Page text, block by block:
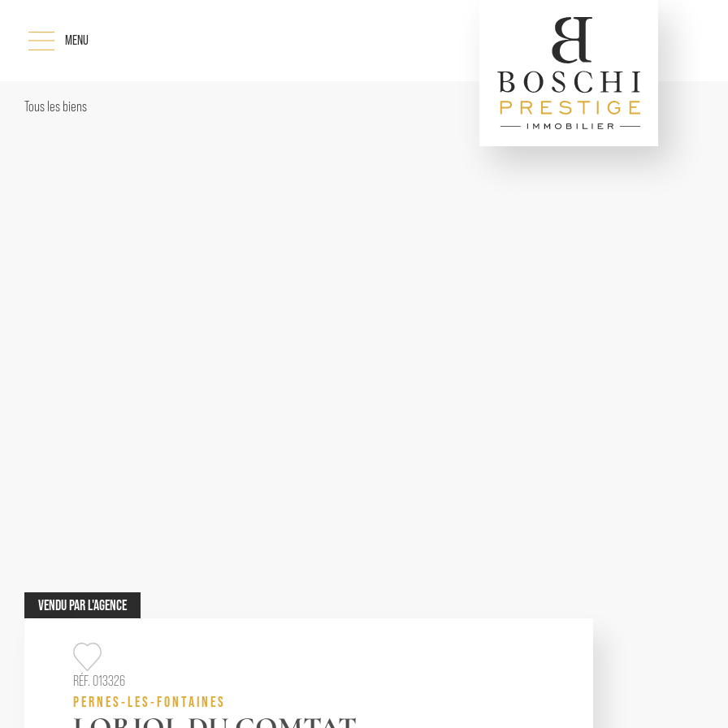
MENU
Tous les biens
VENDUPAR L'AGENCE
RÉF. 013326
PERNES-LES-FONTAINES